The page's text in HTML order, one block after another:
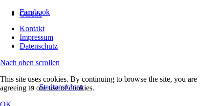
Galerie
Stadtansichten
Facebook
Kontakt
Impressum
Datenschutz
Nach oben scrollen
This site uses cookies. By continuing to browse the site, you are
agreeing to our use of cookies.
OK